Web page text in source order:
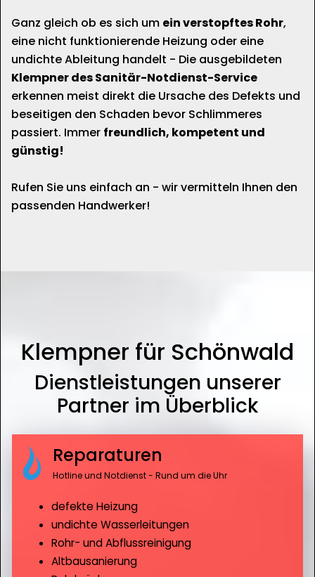
Ganz gleich ob es sich um ein verstopftes Rohr,
eine nicht funktionierende Heizung oder eine
undichte Ableitung handelt - Die ausgebildeten
Klempner des Sanitär-Notdienst-Service
erkennen meist direkt die Ursache des Defekts und
beseitigen den Schaden bevor Schlimmeres
passiert. Immer freundlich, kompetent und
günstig!
Rufen Sie uns einfach an - wir vermitteln Ihnen den
passenden Handwerker!
Klempner für Schönwald
Dienstleistungen unserer
Partner im Überblick
Reparaturen
Hotline und Notdienst - Rund um die Uhr
defekte Heizung
undichte Wasserleitungen
Rohr- und Abflussreinigung
Altbausanierung